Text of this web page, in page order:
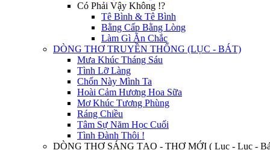
Có Phải Vậy Không !?
Tê Bình & Tê Bình
Bằng Cấp Bằng Lòng
Làm Gì Ăn Chắc
DÒNG THƠ TRUYỀN THỐNG (LỤC - BÁT)
Mưa Khúc Tháng Sáu
Tình Lỡ Làng
Chốn Này Mình Ta
Hoài Cảm Hương Hoa Sữa
Mơ Khúc Tương Phùng
Ráng Chiều
Tâm Sự Năm Học Cuối
Tình Đành Thôi !
DÒNG THƠ SÁNG TẠO - THƠ MỚI ( Lục - Lục -